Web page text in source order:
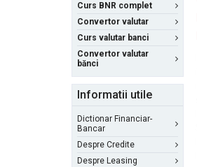
Curs BNR complet
Convertor valutar
Curs valutar banci
Convertor valutar
bănci
Informatii utile
Dictionar Financiar-
Bancar
Despre Credite
Despre Leasing